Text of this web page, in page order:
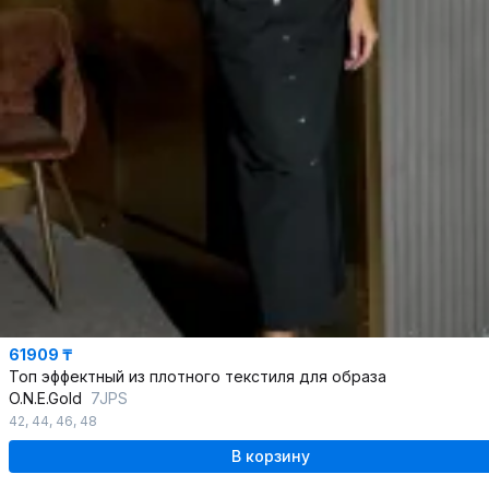
61909 ₸
Топ эффектный из плотного текстиля для образа
O.N.E.Gold 7JPS
42, 44, 46, 48
В корзину